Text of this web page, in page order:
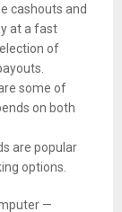
cashouts and
at a fast
of
some of
on both
are popular
options.
—